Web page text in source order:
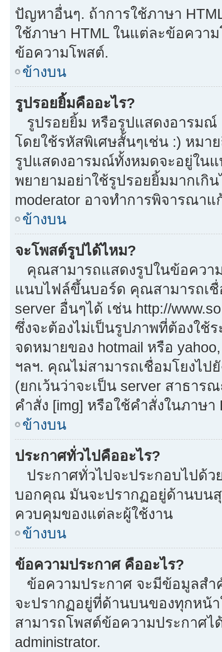
ปัญหาอื่นๆ. ถ้าการใช้ภาษา
ใช้ภาษา HTML ในแต่ละข้อคว
ข้อความโพสต์.
ข้างบน
รูปรอยยิ้มคืออะไร?
รูปรอยยิ้ม หรือรูปแสดงอารมณ์
โดยใช้รหัสพิเศษสั้นๆเช่น :) หมา
รูปแสดงอารมณ์ทั้งหมดจะอยู่ใน
พยายามอย่าใช้รูปรอยยิ้มมากเกิ
moderator อาจทำการพิจารณา
ข้างบน
จะโพสต์รูปได้ไหม?
คุณสามารถแสดงรูปในข้อควา
แนบไฟล์ขึ้นบอร์ด คุณสามารถเชื่
server อื่นๆได้ เช่น http://
ซึ่งจะต้องไม่เป็นรูปภาพที่ต้องใช้
จดหมายของ hotmail หรือ
ฯลฯ. คุณไม่สามารถเชื่อมโยงไป
(ยกเว้นว่าจะเป็น server สาธาร
คำสั่ง [img] หรือใช้คำสั่งในภาษ
ข้างบน
ประกาศทั่วไปคืออะไร?
ประกาศทั่วไปจะประกอบไปด้
บอกคุณ มันจะปรากฏอยู่ด้านบน
ควบคุมของแต่ละผู้ใช้งาน
ข้างบน
ข้อความประกาศ คืออะไร?
ข้อความประกาศ จะมีข้อมูลส
จะปรากฏอยู่ที่ด้านบนของทุกหน้
สามารถโพสต์ข้อความประกาศ
administrator.